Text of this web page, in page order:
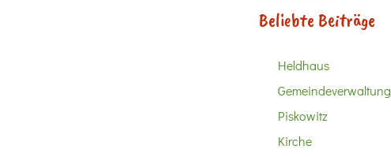
Beliebte Beiträge
Heldhaus
Gemeindeverwaltung
Piskowitz
Kirche